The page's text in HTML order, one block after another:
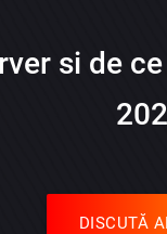
si de
DISCUTĂ